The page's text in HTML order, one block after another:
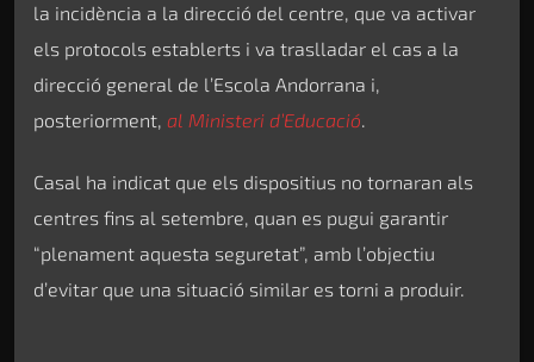
la incidència a la direcció del centre, que va activar
els protocols establerts i va traslladar el cas a la
direcció general de l’Escola Andorrana i,
posteriorment, al Ministeri d’Educació.
Casal ha indicat que els dispositius no tornaran als
centres fins al setembre, quan es pugui garantir
“plenament aquesta seguretat”, amb l’objectiu
d’evitar que una situació similar es torni a produir.